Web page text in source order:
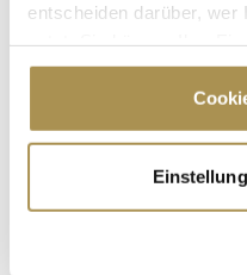
entscheiden darüber, wer
Cookie-Erklärung oder
Trigger Symbol ändern
Informationen
erfassen, welche bis